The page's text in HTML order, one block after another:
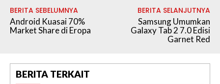
BERITA SEBELUMNYA
Android Kuasai 70%
Market Share di Eropa
BERITA SELANJUTNYA
Samsung Umumkan
Galaxy Tab 2 7.0 Edisi
Garnet Red
BERITA TERKAIT